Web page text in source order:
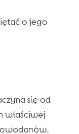
o jego
się od
właściwej